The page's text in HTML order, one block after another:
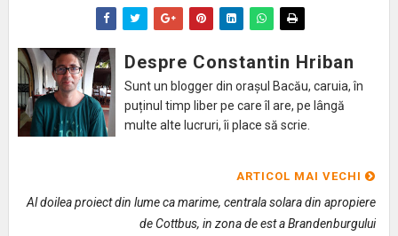
Despre Constantin Hriban
Sunt un blogger din orașul Bacău, caruia, în
puținul timp liber pe care îl are, pe lângă
multe alte lucruri, îi place să scrie.
ARTICOL MAI VECHI
Al doilea proiect din lume ca marime, centrala solara din apropiere
de Cottbus, in zona de est a Brandenburgului